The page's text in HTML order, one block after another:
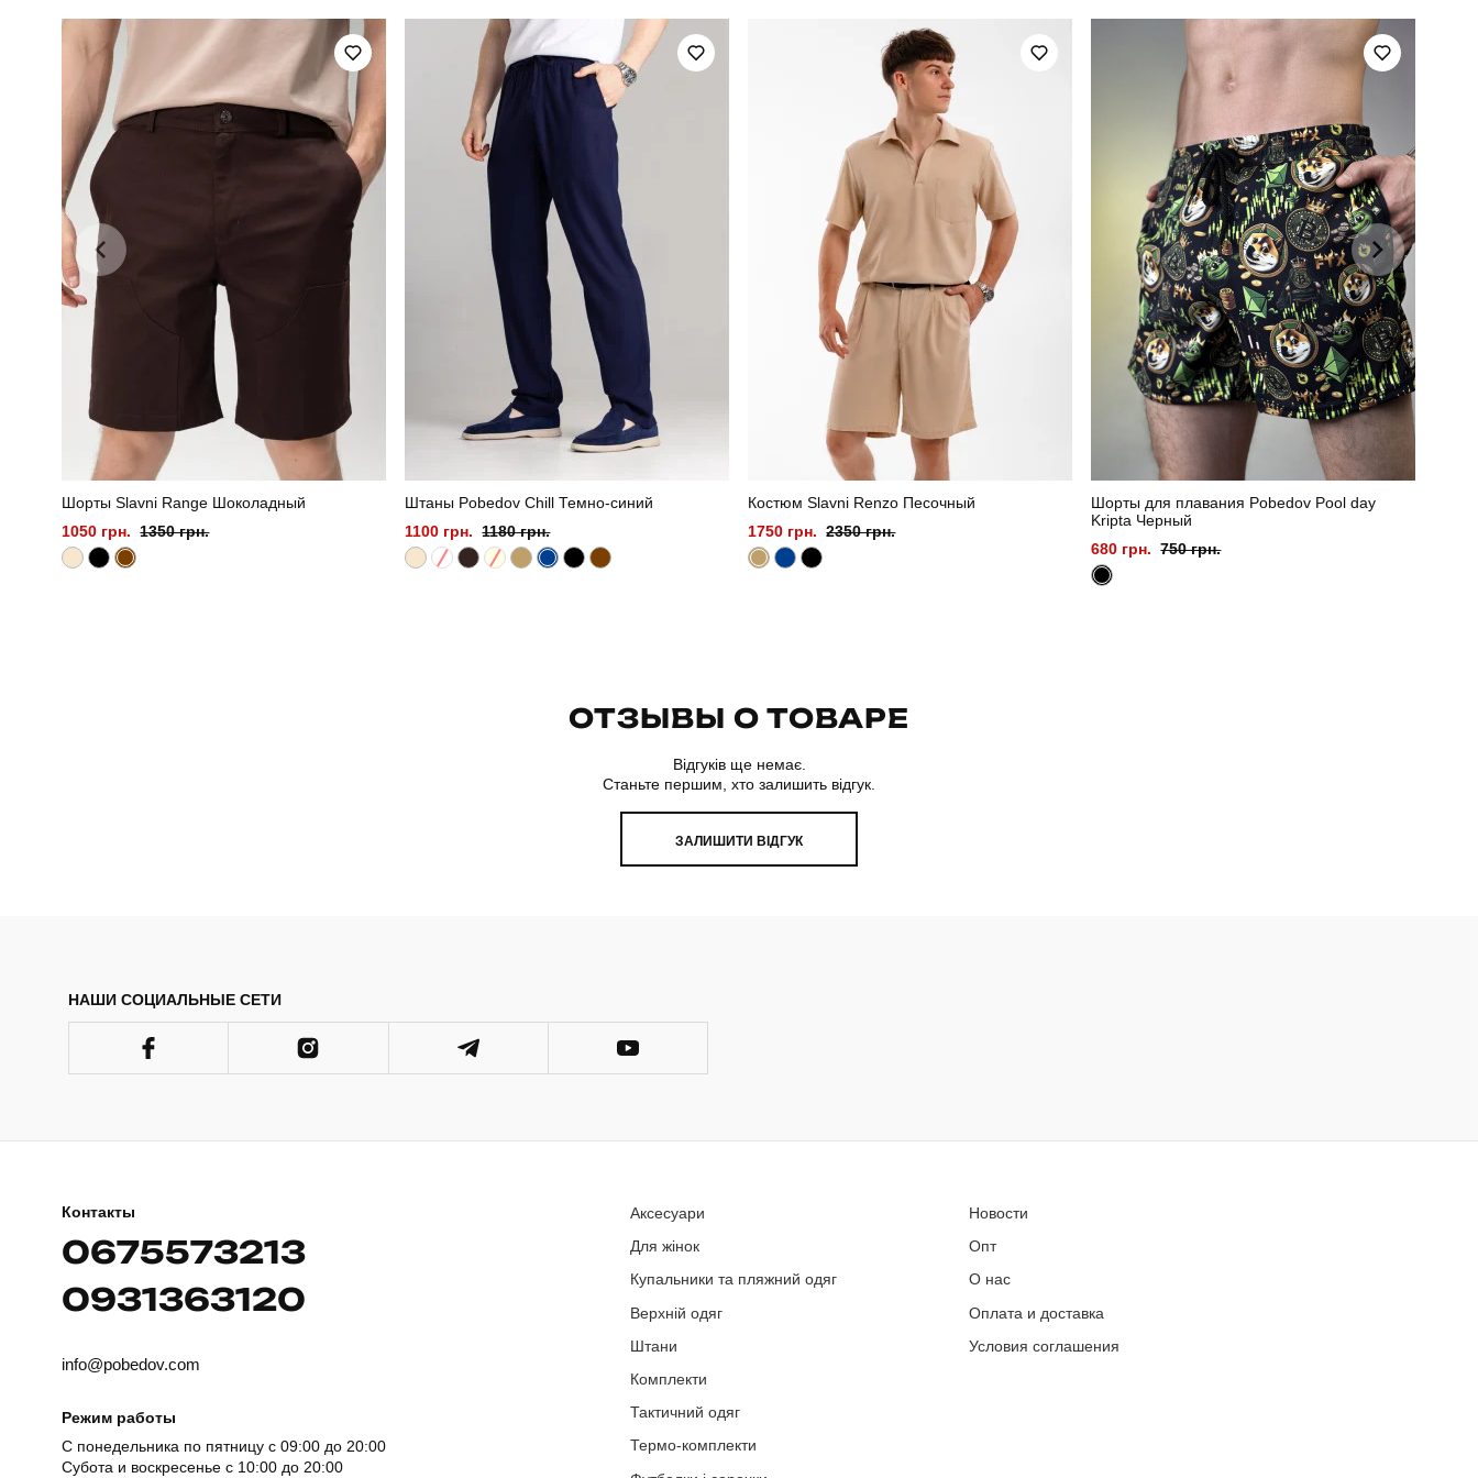
Країна - виробник україна
Шорты Slavni Range Шоколадный
1050 грн. 1350 грн.
Штаны Pobedov Chill Темно-синий
1100 грн. 1180 грн.
Костюм Slavni Renzo Песочный
1750 грн. 2350 грн.
Шорты для плавания Pobedov Pool day
Kripta Черный
680 грн. 750 грн.
ОТЗЫВЫ О ТОВАРЕ
Відгуків ще немає.
Станьте першим, хто залишить відгук.
ЗАЛИШИТИ ВІДГУК
НАШИ СОЦИАЛЬНЫЕ СЕТИ
Контакты
0675573213
0931363120
info@pobedov.com
Режим работы
С понедельника по пятницу с 09:00 до 20:00
Субота и воскресенье с 10:00 до 20:00
Аксесуари
Для жінок
Купальники та пляжний одяг
Верхній одяг
Штани
Комплекти
Тактичний одяг
Термо-комплекти
Новости
Опт
О нас
Оплата и доставка
Условия соглашения